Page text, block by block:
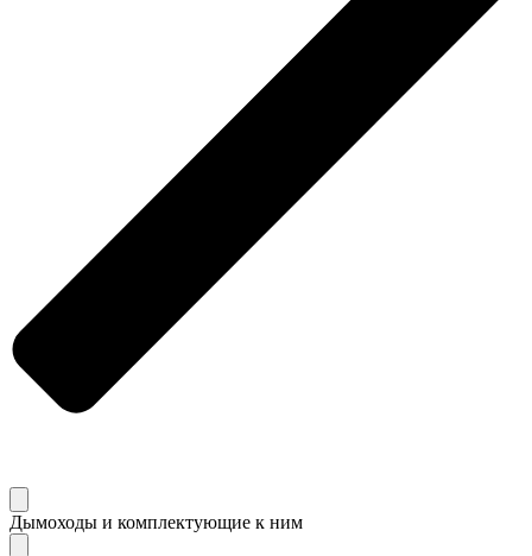
Дымоходы и комплектующие к ним